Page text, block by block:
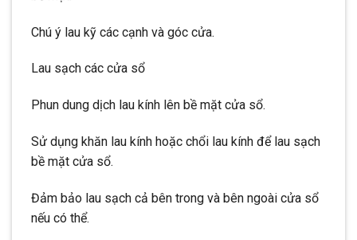
Chú ý lau kỹ các cạnh và góc cửa.
Lau sạch các cửa sổ
Phun dung dịch lau kính lên bề mặt cửa sổ.
Sử dụng khăn lau kính hoặc chổi lau kính để lau sạch
bề mặt cửa sổ.
Đảm bảo lau sạch cả bên trong và bên ngoài cửa sổ
nếu có thể.